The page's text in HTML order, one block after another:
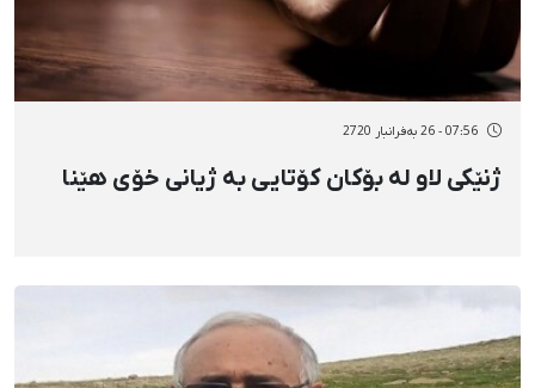
07:56 - 26 بەفرانبار 2720
ژنێکی لاو لە بۆکان کۆتایی بە ژیانی خۆی هێنا